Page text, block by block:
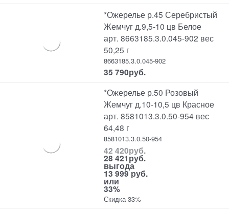
*Ожерелье р.45 Серебристый
Жемчуг д.9,5-10 цв Белое
арт. 8663185.3.0.045-902 вес
50,25 г
8663185.3.0.045-902
35 790руб.
*Ожерелье р.50 Розовый
Жемчуг д.10-10,5 цв Красное
арт. 8581013.3.0.50-954 вес
64,48 г
8581013.3.0.50-954
42 420руб.
28 421руб.
выгода
13 999 руб.
или
33%
Скидка 33%